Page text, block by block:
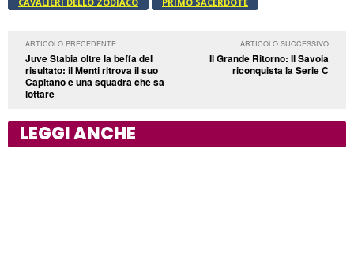
ARTICOLO PRECEDENTE
Juve Stabia oltre la beffa del
risultato: il Menti ritrova il suo
Capitano e una squadra che sa
lottare
ARTICOLO SUCCESSIVO
Il Grande Ritorno: Il Savoia
riconquista la Serie C
LEGGI ANCHE